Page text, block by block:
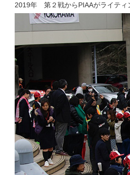
2019年 第２戦からPIAAがライテ